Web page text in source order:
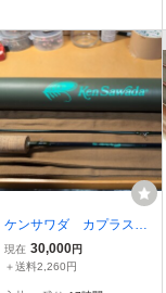
ケンサワダ カプラス
HL リマリック
現在 30,000円
＋送料2,260円